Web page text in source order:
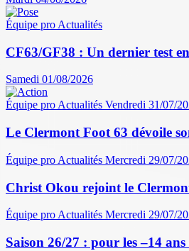
Équipe pro Actualités
CF63/GF38 : Un dernier test
Samedi 01/08/2026
Équipe proActualités Vendredi 31/07/
Le Clermont Foot 63 dévoile
Équipe pro Actualités Mercredi 29/07/
Christ Okou rejoint le
Équipe pro Actualités Mercredi 29/07/
Saison 26/27 : pour les –14